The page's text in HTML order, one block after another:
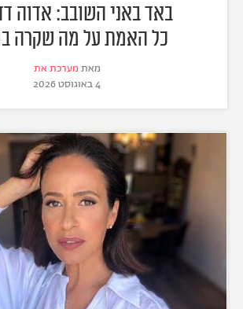
באד באני השובב: אדוה
כל האמת על מה שקרה
מאת מערכת את
4 באוגוסט 2026